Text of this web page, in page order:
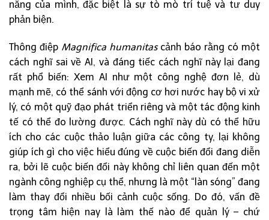
năng của mình, đặc biệt là sự tò mò trí tuệ và tư duy
phản biện.
Thông điệp Magnifica humanitascảnh báo rằng có một
cách nghĩ sai về AI, và đáng tiếc cách nghĩ này lại đang
rất phổ biến: Xem AI như một công nghệ đơn lẻ, dù
mạnh mẽ, có thể sánh với động cơ hơi nước hay bộ vi xử
lý, có một quỹ đạo phát triển riêng và một tác động kinh
tế có thể đo lường được. Cách nghĩ này dù có thể hữu
ích cho các cuộc thảo luận giữa các công ty, lại không
giúp ích gì cho việc hiểu đúng về cuộc biến đổi đang diễn
ra, bởi lẽ cuộc biến đổi này không chỉ liên quan đến một
ngành công nghiệp cụ thể, nhưng là một “làn sóng” đang
làm thay đổi nhiều bối cảnh cuộc sống. Do đó, vấn đề
trọng tâm hiện nay là làm thế nào để quản lý – chứ